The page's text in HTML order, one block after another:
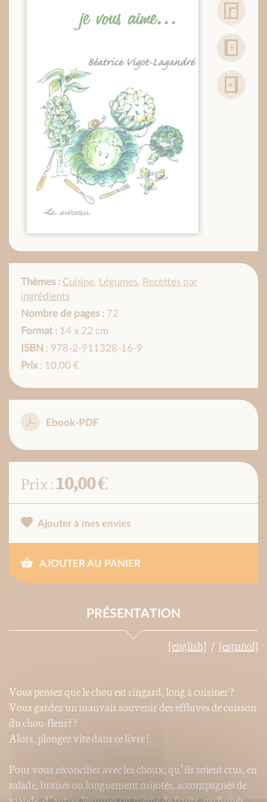
Thèmes : Cuisine, Légumes, Recettes par
ingrédients
Nombre de pages : 72
Format : 14 x 22 cm
ISBN : 978-2-911328-16-9
Prix: 10,00 €
Ebook-PDF
Prix :10,00 €
Ajouter à mes envies
AJOUTER AU PANIER
PRÉSENTATION
[english] [español]
Vous pensez que le chou est ringard, long à cuisiner ?
Vous gardez un mauvais souvenir des effluves de cuisson
du chou-fleur? ?
Alors, plongez vite dans ce livre !
Pour vous réconcilier avec les choux, qu’ils soient crus, en
salade, braisés ou longuement mijotés, accompagnés de